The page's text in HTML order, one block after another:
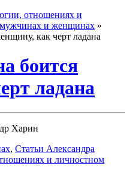
отношениях и
и женщинах »
как черт ладана
боится
ладана
Харин
, Статьи Александра
и личностном